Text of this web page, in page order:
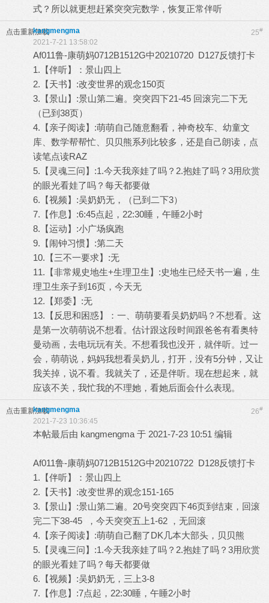
式？所以就更想赶紧突突完数学，恢复正常伴听
点击重新加载 25#
kangmengma
2021-7-21 13:58:02
Af011鲁-康萌妈0712B1512G中20210720 D127反馈打卡
1.【伴听】：景山四上
2.【天书】:改变世界的观念150页
3.【景山】:景山第二遍。突突四下21-45 回滚完二下无
（已到38页）
4.【亲子阅读】:萌萌自己随意翻看，神奇校车、幼童文
库、数学帮帮忙、贝贝熊系列比较多，还是自己朗读，点
读笔点读RAZ
5.【灵魂三问】:1.今天我亲娃了吗？2.抱娃了吗？3用欣赏
的眼光看娃了吗？每天都要做
6.【视频】:吴奶奶无，（已到二下3）
7.【作息】:6:45点起，22:30睡，午睡2小时
8.【运动】:小广场疯跑
9.【闹钟习惯】:第二天
10.【三不一要求】:无
11.【非常规史地生+生理卫生】:史地生已经天书一遍，生
理卫生亲子到16页，今天无
12.【郑委】:无
13.【反思和困惑】：一、萌萌要看吴奶奶吗？不想看。这
是第一次萌萌说不想看。估计跟这段时间跟爸爸有看奥特
曼动画，去电玩玩有关。不想看我也没开，就伴听。过一
会，萌萌说，妈妈我想看吴奶儿，打开，没有5分钟，又让
我关掉，说不看。我就关了，还是伴听。现在想起来，就
应该不关，我忙我的不理她，看她后面会什么表现。
点击重新加载 26#
kangmengma
2021-7-23 10:36:45
本帖最后由 kangmengma 于 2021-7-23 10:51 编辑
Af011鲁-康萌妈0712B1512G中20210722 D128反馈打卡
1.【伴听】：景山四上
2.【天书】:改变世界的观念151-165
3.【景山】:景山第二遍。20号突突四下46页到结束，回滚
完二下38-45 ，今天突突五上1-62 ，无回滚
4.【亲子阅读】:萌萌自己翻了DK几本大部头，贝贝熊
5.【灵魂三问】:1.今天我亲娃了吗？2.抱娃了吗？3用欣赏
的眼光看娃了吗？每天都要做
6.【视频】:吴奶奶无，三上3-8
7.【作息】:7点起，22:30睡，午睡2小时